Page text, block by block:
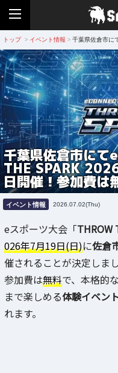
トップ > イベント情報 > 千葉県佐倉市に
千葉県佐倉市にて
THE SPARK
日開催！参加費は
イベント情報 2026.07.02(Thu)
eスポーツ大会「THROW
026年7月19日(日)に佐倉
催されることが決定しまし
参加費は無料で、本格的
まで楽しめる体験イベン
れます。